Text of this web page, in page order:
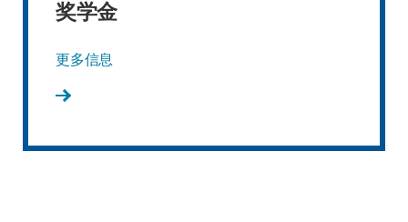
奖学金
更多信息